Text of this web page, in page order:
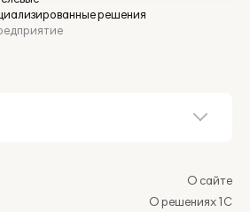
решения
О сайте
О решениях 1С